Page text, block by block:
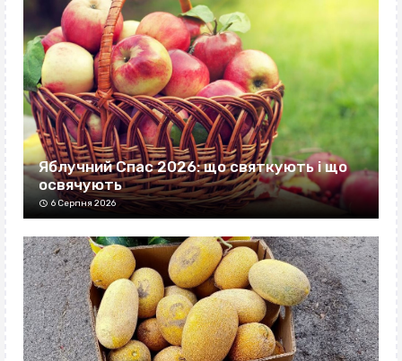
Яблучний Спас 2026: що святкують і що
освячують
6 Серпня 2026